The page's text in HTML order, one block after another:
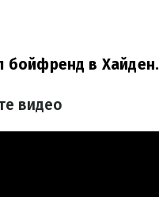
бойфренд в Хайден.
видео